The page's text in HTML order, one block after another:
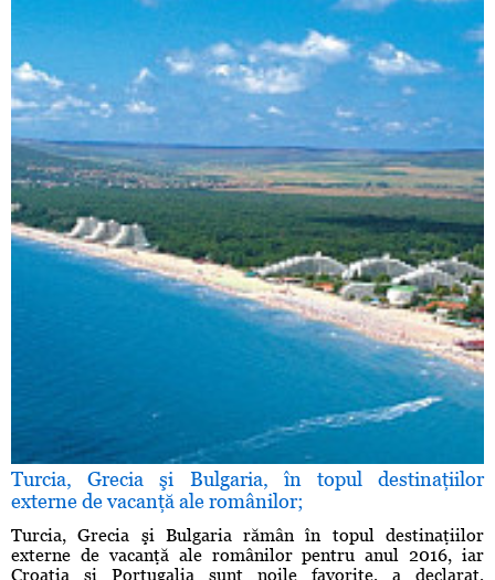
Turcia, Grecia şi Bulgaria, în topul destinaţiilor
externe de vacanţă ale românilor;
Turcia, Grecia şi Bulgaria rămân în topul destinaţiilor
externe de vacanţă ale românilor pentru anul 2016, iar
Croaţia şi Portugalia sunt noile favorite, a declarat,